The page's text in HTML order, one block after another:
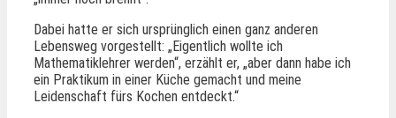
Dabei hatte er sich ursprünglich einen ganz anderen
Lebensweg vorgestellt: „Eigentlich wollte ich
Mathematiklehrer werden“, erzählt er, „aber dann habe ich
ein Praktikum in einer Küche gemacht und meine
Leidenschaft fürs Kochen entdeckt.“